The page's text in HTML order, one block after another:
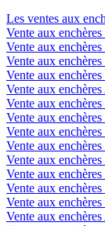
Les ventes aux
Vente aux
Vente aux
Vente aux
Vente aux
Vente aux
Vente aux
Vente aux
Vente aux
Vente aux
Vente aux
Vente aux
Vente aux
Vente aux
Vente aux